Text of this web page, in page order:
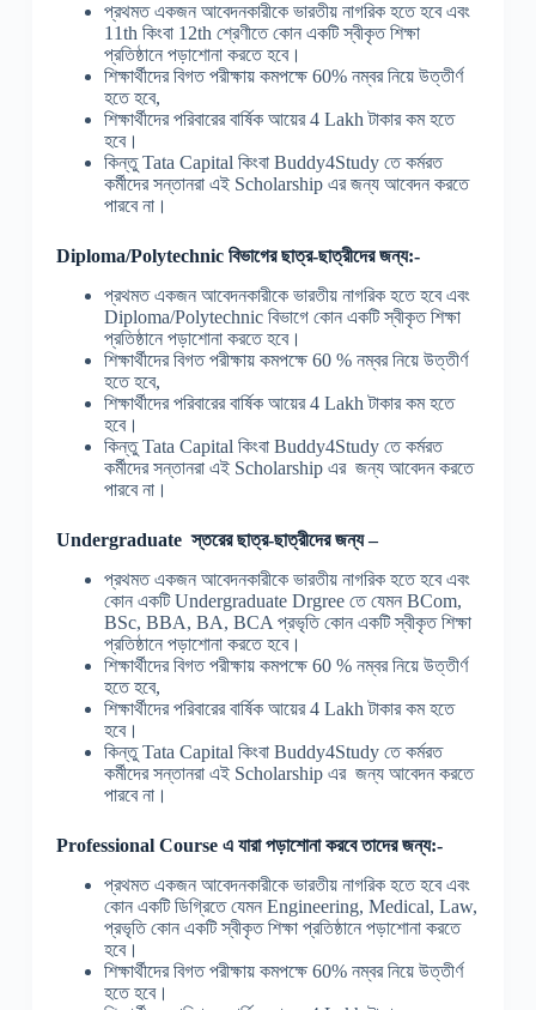
প্রথমত একজন আবেদনকারীকে ভারতীয় নাগরিক হতে হবে এবং
11th কিংবা 12th শ্রেণীতে কোন একটি স্বীকৃত শিক্ষা
প্রতিষ্ঠানে পড়াশোনা করতে হবে।
শিক্ষার্থীদের বিগত পরীক্ষায় কমপক্ষে 60% নম্বর নিয়ে উত্তীর্ণ
হতে হবে,
শিক্ষার্থীদের পরিবারের বার্ষিক আয়ের 4 Lakh টাকার কম হতে
হবে।
কিন্তু Tata Capital কিংবা Buddy4Study তে কর্মরত
কর্মীদের সন্তানরা এই Scholarship এর জন্য আবেদন করতে
পারবে না।
Diploma/Polytechnic বিভাগের ছাত্র-ছাত্রীদের জন্য:-
প্রথমত একজন আবেদনকারীকে ভারতীয় নাগরিক হতে হবে এবং
Diploma/Polytechnic বিভাগে কোন একটি স্বীকৃত শিক্ষা
প্রতিষ্ঠানে পড়াশোনা করতে হবে।
শিক্ষার্থীদের বিগত পরীক্ষায় কমপক্ষে 60 % নম্বর নিয়ে উত্তীর্ণ
হতে হবে,
শিক্ষার্থীদের পরিবারের বার্ষিক আয়ের 4 Lakh টাকার কম হতে
হবে।
কিন্তু Tata Capital কিংবা Buddy4Study তে কর্মরত
কর্মীদের সন্তানরা এই Scholarship এর জন্য আবেদন করতে
পারবে না।
Undergraduate স্তরের ছাত্র-ছাত্রীদের জন্য –
প্রথমত একজন আবেদনকারীকে ভারতীয় নাগরিক হতে হবে এবং
কোন একটি Undergraduate Drgree তে যেমন BCom,
BSc, BBA, BA, BCA প্রভৃতি কোন একটি স্বীকৃত শিক্ষা
প্রতিষ্ঠানে পড়াশোনা করতে হবে।
শিক্ষার্থীদের বিগত পরীক্ষায় কমপক্ষে 60 % নম্বর নিয়ে উত্তীর্ণ
হতে হবে,
শিক্ষার্থীদের পরিবারের বার্ষিক আয়ের 4 Lakh টাকার কম হতে
হবে।
কিন্তু Tata Capital কিংবা Buddy4Study তে কর্মরত
কর্মীদের সন্তানরা এই Scholarship এর জন্য আবেদন করতে
পারবে না।
Professional Course এ যারা পড়াশোনা করবে তাদের জন্য:-
প্রথমত একজন আবেদনকারীকে ভারতীয় নাগরিক হতে হবে এবং
কোন একটি ডিগ্রিতে যেমন Engineering, Medical, Law,
প্রভৃতি কোন একটি স্বীকৃত শিক্ষা প্রতিষ্ঠানে পড়াশোনা করতে
হবে।
শিক্ষার্থীদের বিগত পরীক্ষায় কমপক্ষে 60% নম্বর নিয়ে উত্তীর্ণ
হতে হবে।